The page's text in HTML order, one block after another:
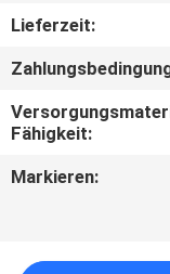
ANGEBOT
Lieferzeit:
Fähigkeit:
Markieren: